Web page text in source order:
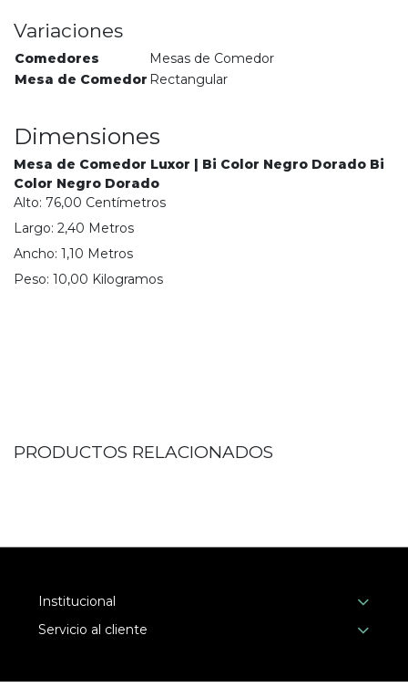
Variaciones
Comedores
Mesas de Comedor
Mesa de Comedor Rectangular
Dimensiones
Mesa de Comedor Luxor | Bi Color Negro Dorado Bi
Color Negro Dorado
Alto: 76,00 Centímetros
Largo: 2,40 Metros
Ancho: 1,10 Metros
Peso: 10,00 Kilogramos
PRODUCTOS RELACIONADOS
Institucional
Servicio al cliente